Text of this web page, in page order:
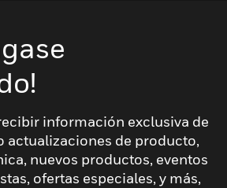
información exclusiva de
actualizaciones de producto,
nuevos productos, eventos
ofertas especiales, y más,